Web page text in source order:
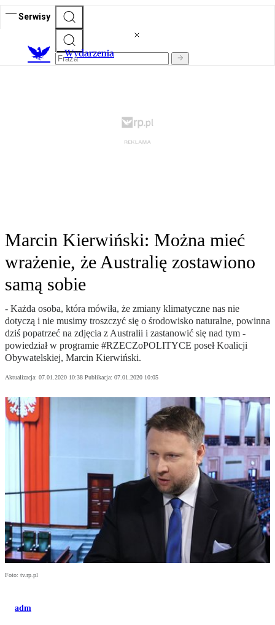
Serwisy
Wydarzenia
Marcin Kierwiński: Można mieć
wrażenie, że Australię zostawiono
samą sobie
- Każda osoba, która mówiła, że zmiany klimatyczne nas nie
dotyczą i nie musimy troszczyć się o środowisko naturalne, powinna
dziś popatrzeć na zdjęcia z Australii i zastanowić się nad tym -
powiedział w programie #RZECZoPOLITYCE poseł Koalicji
Obywatelskiej, Marcin Kierwiński.
Aktualizacja: 07.01.2020 10:38 Publikacja: 07.01.2020 10:05
Foto: tv.rp.pl
adm